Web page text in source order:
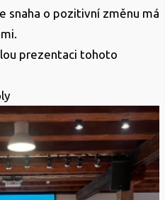
snaha o pozitivní změnu má
prezentaci tohoto